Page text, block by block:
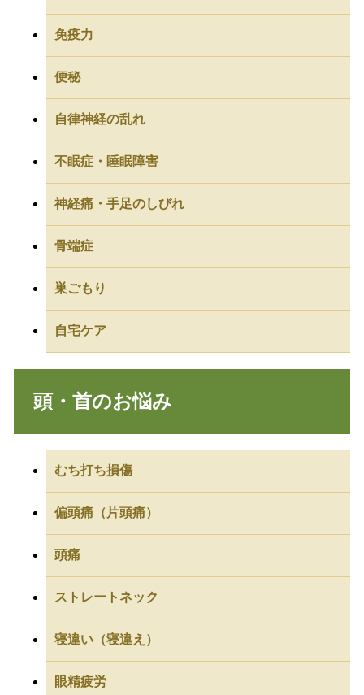
免疫力
便秘
自律神経の乱れ
不眠症・睡眠障害
神経痛・手足のしびれ
骨端症
巣ごもり
自宅ケア
頭・首のお悩み
むち打ち損傷
偏頭痛（片頭痛）
頭痛
ストレートネック
寝違い（寝違え）
眼精疲労